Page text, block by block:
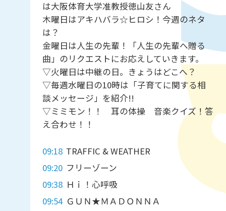
は大阪体育大学准教授徳山友さん
木曜日はアキハバラ☆ヒロシ！今週のネタ
は？
金曜日は人生の先輩！「人生の先輩へ贈る
曲」のリクエストにお応えしていきます。
▽火曜日は中継の日。きょうはどこへ？
▽毎週水曜日の10時は「子育てに関する相
談メッセージ」を紹介!!
▽ミミモン！！ 耳の体操 音楽クイズ！答
え合わせ！！
09:18 TRAFFIC & WEATHER
09:20 フリーゾーン
09:38 Ｈｉ！心呼吸
09:54 ＧＵＮ★ＭＡＤＯＮＮＡ